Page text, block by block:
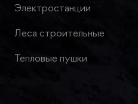
Электростанции
Леса строительные
Тепловые пушки